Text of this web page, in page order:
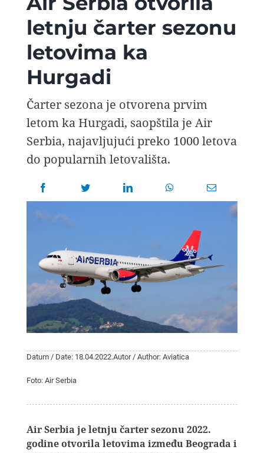
AVIOPEDIA
SPECIJAL
FOTO PRIČA
TEMA
AGENT
letnju čarter sezonu
letovima ka
Hurgadi
Čarter sezona je otvorena prvim
letom ka Hurgadi, saopštila je Air
Serbia, najavljujući preko 1000 letova
do popularnih letovališta.
Datum / Date: 18.04.2022.Autor / Author: Aviatica
Foto: Air Serbia
Air Serbia je letnju čarter sezonu 2022.
godine otvorila letovima između Beograda i